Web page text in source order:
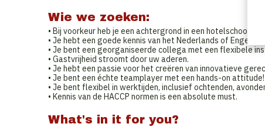
Wie we zoeken:
• Bij voorkeur heb je een achtergrond in een hotelschool
• Je hebt een goede kennis van het Nederlands of Engels
• Je bent een georganiseerde collega met een flexibele
• Gastvrijheid stroomt door uw aderen.
• Je hebt een passie voor het creëren van innovatieve
• Je bent een échte teamplayer met een hands-on attitude!
• Je bent flexibel in werktijden, inclusief ochtenden,
• Kennis van de HACCP normen is een absolute must.
What's in it for you?